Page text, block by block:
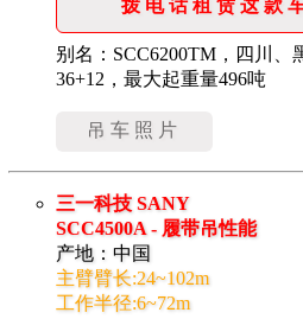
拨电话租赁这款
别名：SCC6200TM，四川、
36+12，最大起重量496吨
吊车照片
三一科技 SANY
SCC4500A - 履带吊性能
产地：中国
主臂臂长:24~102m
工作半径:6~72m